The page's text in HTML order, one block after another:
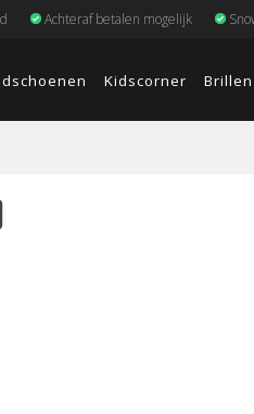
Achteraf betalen mogelijk
Kidscorner Brillen